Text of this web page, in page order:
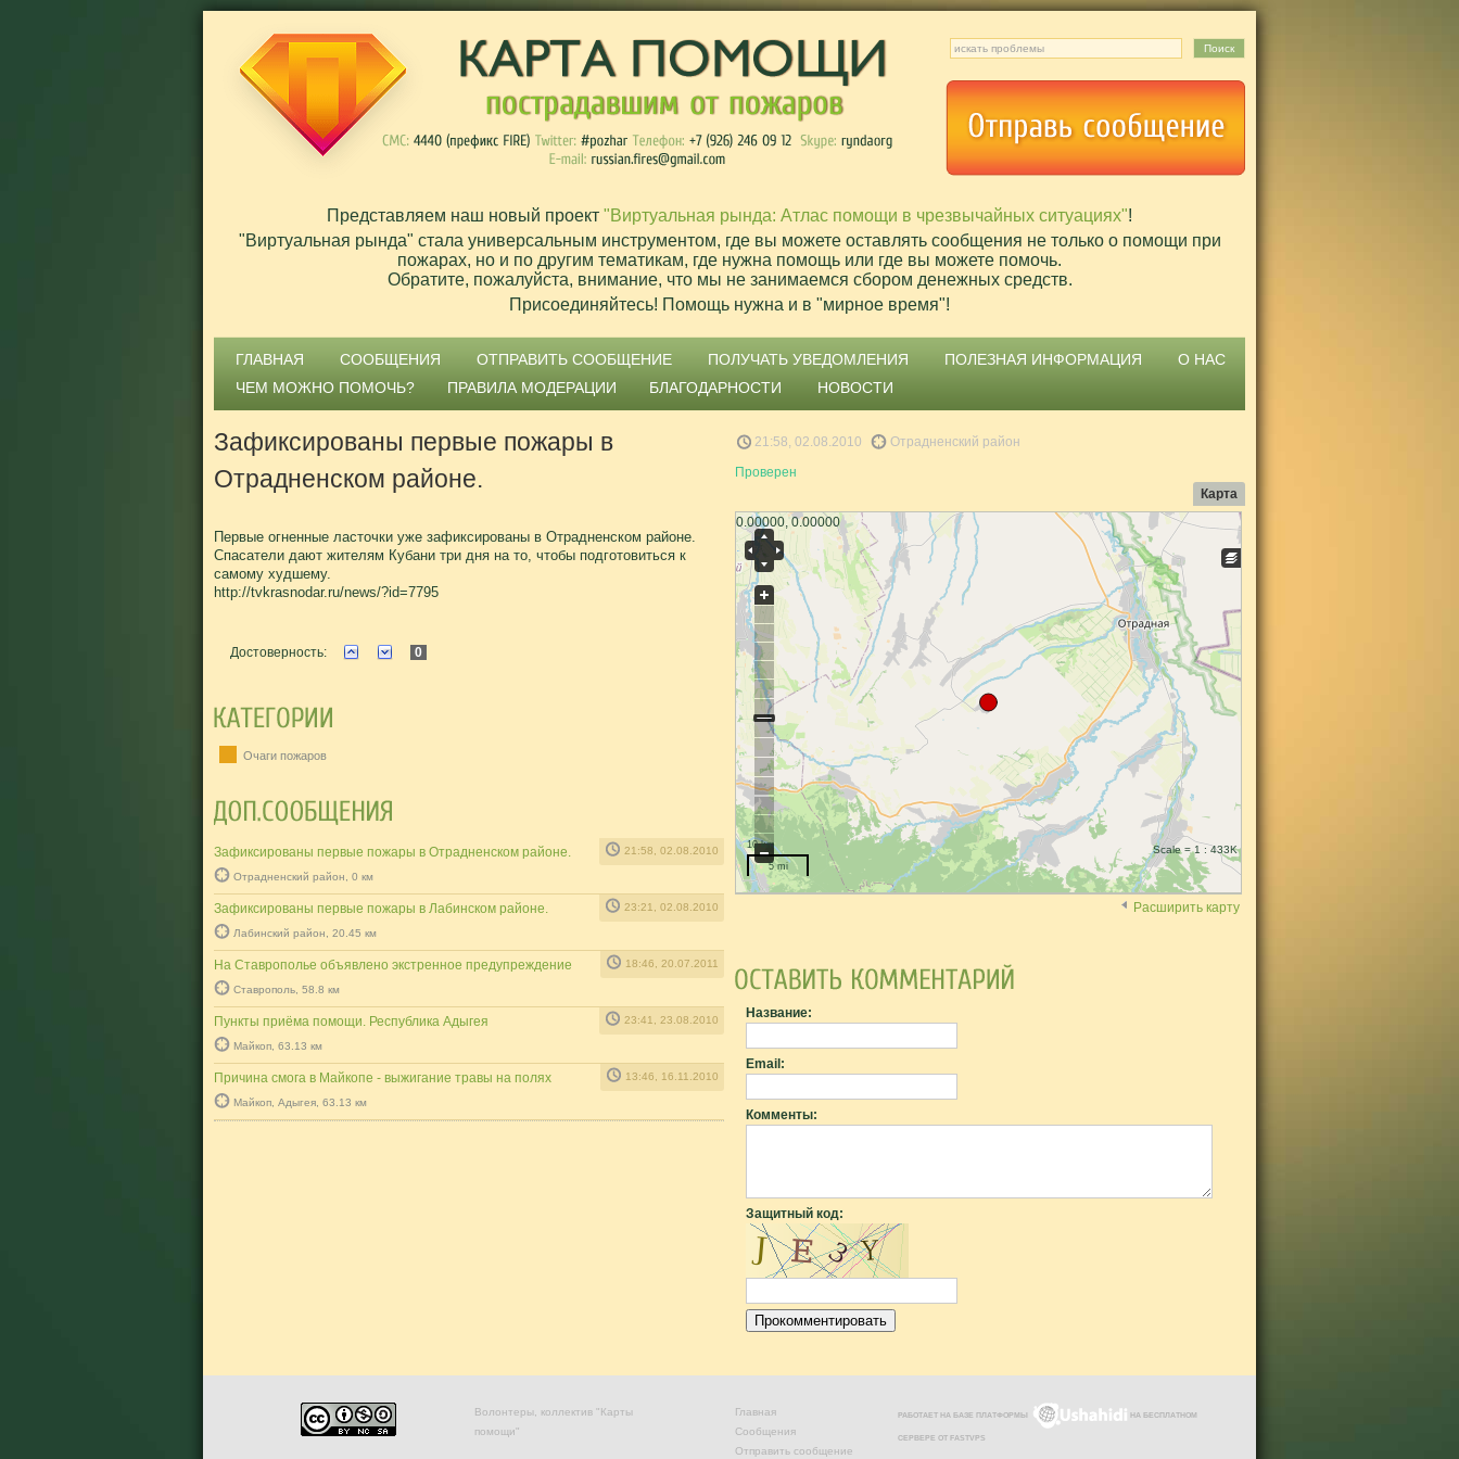
Представляем наш новый проект "Виртуальная рында: Атлас помощи в чрезвычайных ситуациях"!
"Виртуальная рында" стала универсальным инструментом, где вы можете оставлять сообщения не только о помощи при
пожарах, но и по другим тематикам, где нужна помощь или где вы можете помочь.
Обратите, пожалуйста, внимание, что мы не занимаемся сбором денежных средств.
Присоединяйтесь! Помощь нужна и в "мирное время"!
ГЛАВНАЯ СООБЩЕНИЯ ОТПРАВИТЬ СООБЩЕНИЕ ПОЛУЧАТЬ УВЕДОМЛЕНИЯ ПОЛЕЗНАЯ ИНФОРМАЦИЯ
О НАС
ЧЕМ МОЖНО ПОМОЧЬ?
ПРАВИЛА МОДЕРАЦИИ БЛАГОДАРНОСТИ НОВОСТИ
Зафиксированы первые пожары в
Отрадненском районе.
Первые огненные ласточки уже зафиксированы в Отрадненском районе.
Спасатели дают жителям Кубани три дня на то, чтобы подготовиться к
самому худшему.
http://tvkrasnodar.ru/news/?id=7795
Достоверность: 0
Очаги пожаров
Зафиксированы первые пожары в Отрадненском районе. 21:58, 02.08.2010
Отрадненский район, 0 км
Зафиксированы первые пожары в Лабинском районе. 23:21, 02.08.2010
Лабинский район, 20.45 км
На Ставрополье объявлено экстренное предупреждение 18:46, 20.07.2011
Ставрополь, 58.8 км
Пункты приёма помощи. Республика Адыгея 23:41, 23.08.2010
Майкоп, 63.13 км
Причина смога в Майкопе - выжигание травы на полях 13:46, 16.11.2010
Майкоп, Адыгея, 63.13 км
21:58, 02.08.2010
Отрадненский район
Проверен
Карта
0.00000, 0.00000
Scale = 1 : 433K
10 km
5 mi
Расширить карту
Название:
Email:
Комменты:
Защитный код:
Волонтеры, коллектив "Карты
помощи"
Главная
Сообщения
Отправить сообщение
РАБОТАЕТ НА БАЗЕ ПЛАТФОРМЫ НА БЕСПЛАТНОМ
СЕРВЕРЕ ОТ FASTVPS